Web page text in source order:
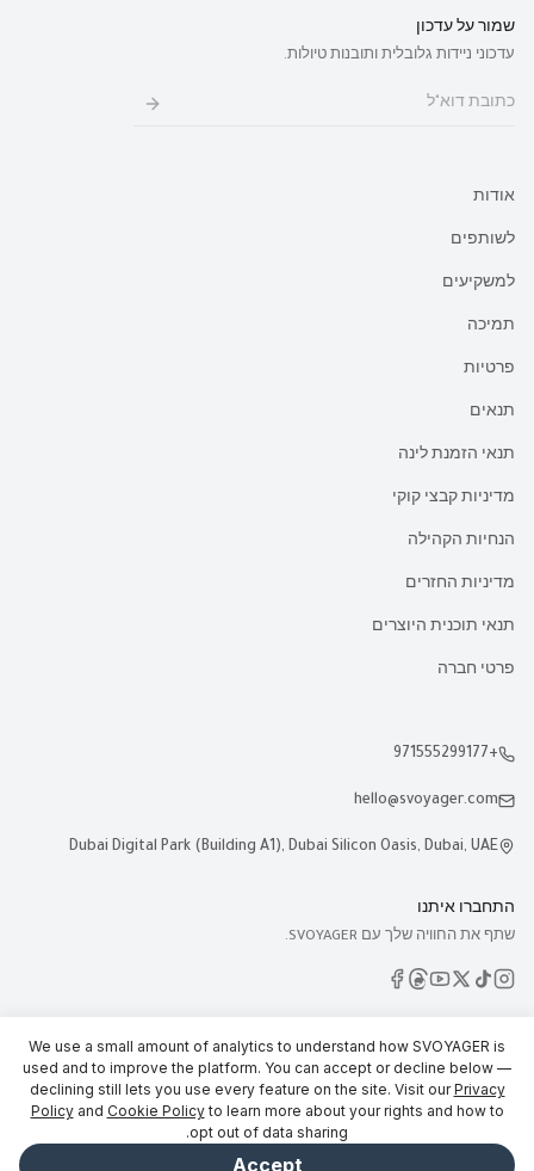
שמור על עדכון
עדכוני ניידות גלובלית ותובנות טיולות.
אודות
לשותפים
למשקיעים
תמיכה
פרטיות
תנאים
תנאי הזמנת לינה
מדיניות קבצי קוקי
הנחיות הקהילה
מדיניות החזרים
תנאי תוכנית היוצרים
פרטי חברה
+971555299177
hello@svoyager.com
Dubai Digital Park (Building A1), Dubai Silicon Oasis, Dubai, UAE
התחברו איתנו
שתף את החוויה שלך עם SVOYAGER.
© 2026 SVOYAGER
We use a small amount of analytics to understand how SVOYAGER is
used and to improve the platform. You can accept or decline below —
declining still lets you use every feature on the site. Visit our Privacy
Policy and Cookie Policy to learn more about your rights and how to
opt out of data sharing.
Accept